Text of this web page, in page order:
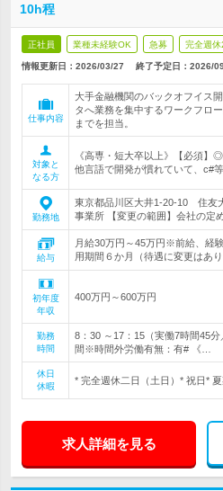
10h程
正社員 業種未経験OK 急募 完全週休
情報更新日：2026/03/27 終了予定日： 2026/
仕事内容
大手金融機関のバックオフイス
タへ業務を集中するワークフロ
までを担当。
対象と
なる方
《高専・短大卒以上》【必須
他言語で開発が慣れていて、c#
勤務地
東京都品川区大井1-20-10 住友
事業所 【変更の範囲】会社の定
給与
月給30万円～45万円※前給、経
用期間６か月（待遇に変更はあり
初年度
年収
400万円～600万円
勤務
時間
8：30 ～17：15（実働7時間45
間※時間外労働有無：有# 《…
休日
休暇
* 完全週休二日（土日）* 祝日*
求人詳細を見る